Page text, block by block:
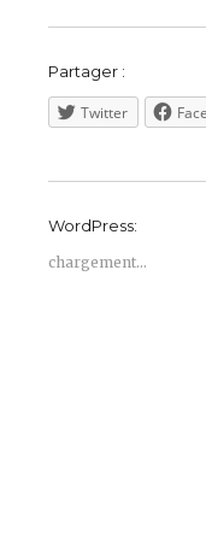
Partager :
Twitter
WordPress:
chargement…